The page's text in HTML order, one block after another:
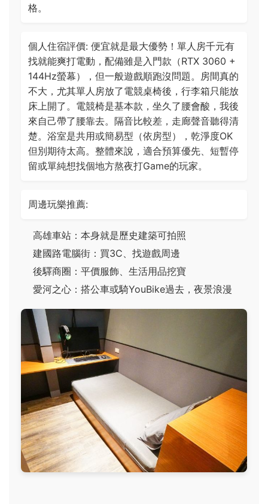
格。
個人住宿評價: 便宜就是最大優勢！單人房千元有
找就能爽打電動，配備雖是入門款（RTX 3060 +
144Hz螢幕），但一般遊戲順跑沒問題。房間真的
不大，尤其單人房放了電競桌椅後，行李箱只能放
床上開了。電競椅是基本款，坐久了腰會酸，我後
來自己帶了腰靠去。隔音比較差，走廊聲音聽得清
楚。浴室是共用或簡易型（依房型），乾淨度OK
但別期待太高。整體來說，適合預算優先、短暫停
留或單純想找個地方熬夜打Game的玩家。
周邊玩樂推薦:
高雄車站：本身就是歷史建築可拍照
建國路電腦街：買3C、找遊戲周邊
後驛商圈：平價服飾、生活用品挖寶
愛河之心：搭公車或騎YouBike過去，夜景浪漫